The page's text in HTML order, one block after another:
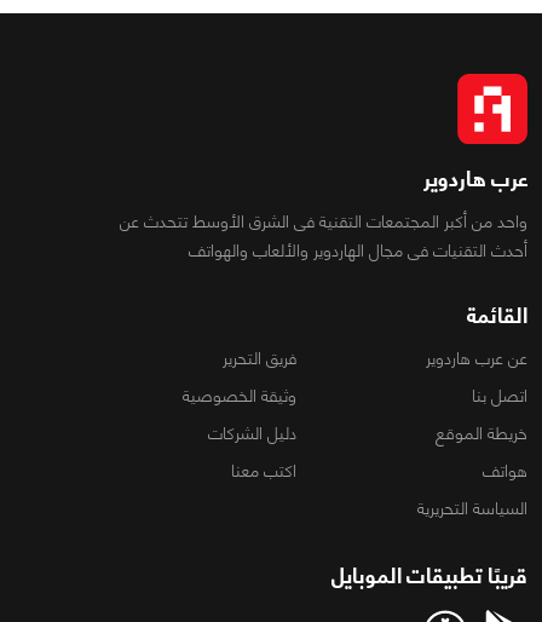
عرب هاردوير
واحد من أكبر المجتمعات التقنية فى الشرق الأوسط تتحدث عن
أحدث التقنيات فى مجال الهاردوير والألعاب والهواتف
القائمة
عن عرب هاردوير
فريق التحرير
اتصل بنا
وثيقة الخصوصية
خريطة الموقع
دليل الشركات
هواتف
اكتب معنا
السياسة التحريرية
قريبًا تطبيقات الموبايل